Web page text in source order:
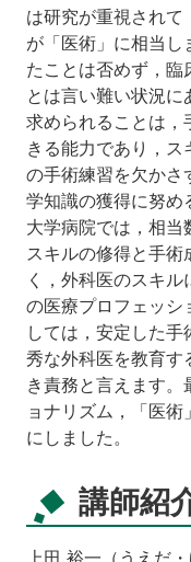
は研究が重視されて
が「医術」に相当し
たことは否めず，臨
とは言い難い状況
求められることは，
きる能力であり，
の手術練習を欠かさ
学知識の獲得に努め
大学病院では，相
スキルの修得と手術
く，外科医のスキ
の医療プロフェッシ
しては，安定した
秀な外科医を教育す
き責務と言えます
ョナリズム，「医
にしました。
講師紹
上田 裕一（うえだ